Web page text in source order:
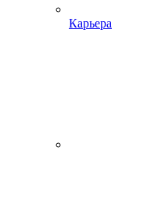
Карьера